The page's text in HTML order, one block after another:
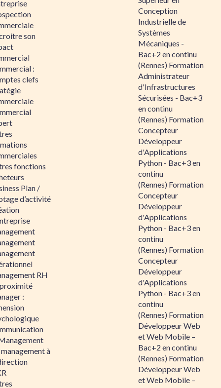
son
:
clefs
fonctions
Plan /
d’activité
RH
:
à
Conception
Industrielle de
Systèmes
Mécaniques -
Bac+2 en continu
(Rennes) Formation
Administrateur
d'Infrastructures
Sécurisées - Bac+3
en continu
(Rennes) Formation
Concepteur
Développeur
d'Applications
Python - Bac+3 en
continu
(Rennes) Formation
Concepteur
Développeur
d'Applications
Python - Bac+3 en
continu
(Rennes) Formation
Concepteur
Développeur
d'Applications
Python - Bac+3 en
continu
(Rennes) Formation
Développeur Web
et Web Mobile –
Bac+2 en continu
(Rennes) Formation
Développeur Web
et Web Mobile –